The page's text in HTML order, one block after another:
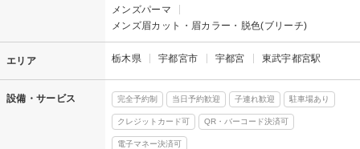
メンズパーマ
メンズ眉カット・眉カラー・脱色(ブリーチ)
エリア 栃木県 宇都宮市 宇都宮 東武宇都宮駅
設備・サービス 完全予約制 当日予約歓迎 子連れ歓迎 駐車場あり
クレジットカード可 QR・バーコード決済可
電子マネー決済可